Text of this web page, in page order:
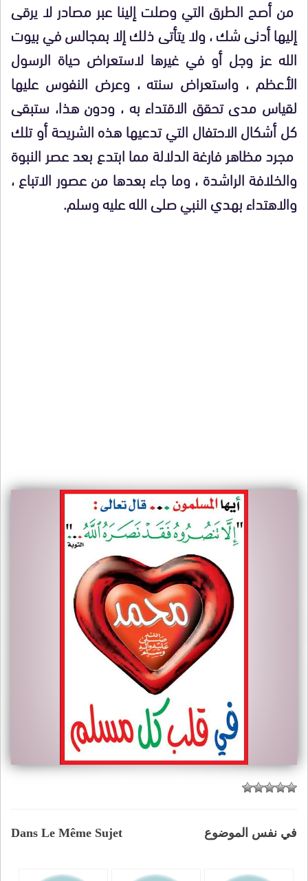
من أصح الطرق التي وصلت إلينا عبر مصادر لا يرقى
إليها أدنى شك ، ولا يتأتى ذلك إلا بمجالس في بيوت
الله عز وجل أو في غيرها لاستعراض حياة الرسول
الأعظم ، واستعراض سنته ، وعرض النفوس عليها
لقياس مدى تحقق الاقتداء به ، ودون هذا، ستبقى
كل أشكال الاحتفال التي تدعيها هذه الشريحة أو تلك
مجرد مظاهر فارغة الدلالة مما ابتدع بعد عصر النبوة
والخلافة الراشدة ، وما جاء بعدها من عصور الاتباع ،
والاهتداء بهدي النبي صلى الله عليه وسلم.
Dans Le Même Sujet في نفس الموضوع